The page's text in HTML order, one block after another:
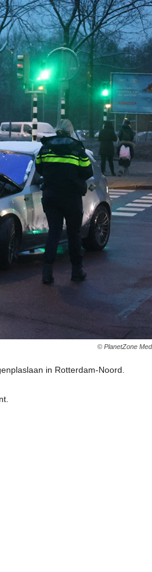
© PlanetZone
in Rotterdam-Noord.